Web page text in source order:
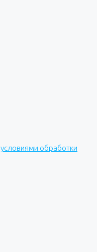
условиями обработки